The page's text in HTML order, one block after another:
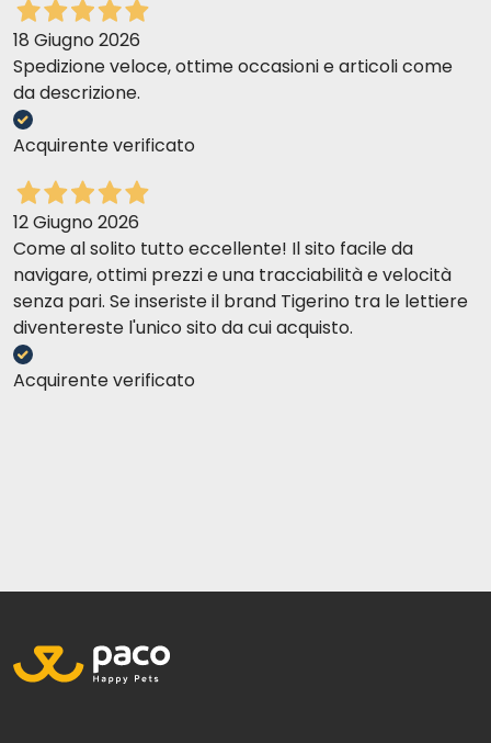
18 Giugno 2026
Spedizione veloce, ottime occasioni e articoli come
da descrizione.
Acquirente verificato
12 Giugno 2026
Come al solito tutto eccellente! Il sito facile da
navigare, ottimi prezzi e una tracciabilità e velocità
senza pari. Se inseriste il brand Tigerino tra le lettiere
diventereste l'unico sito da cui acquisto.
Acquirente verificato